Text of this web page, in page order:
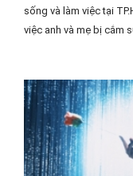
sống và làm việc tại
việc anh và mẹ bị cắm